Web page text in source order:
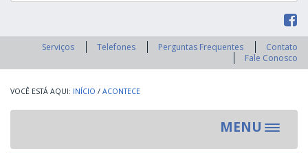
Serviços Telefones Perguntas Frequentes
Contato
Fale Conosco
INÍCIO / ACONTECE
MENU
Toggle